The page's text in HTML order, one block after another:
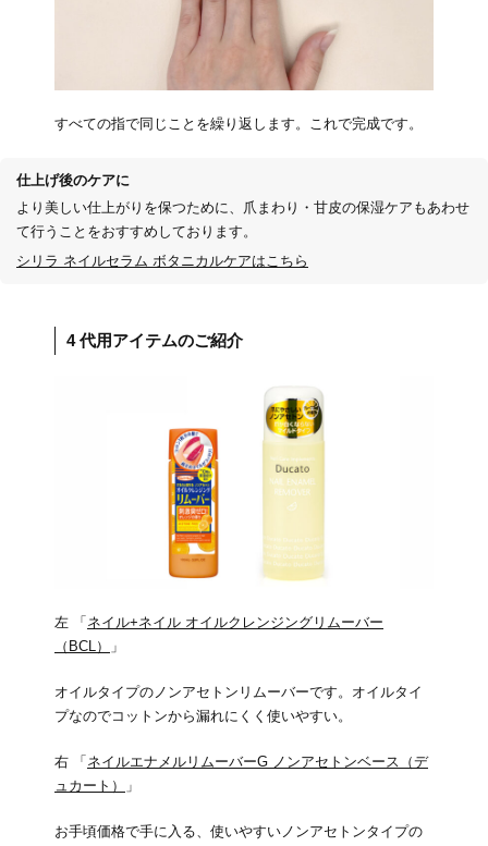
すべての指で同じことを繰り返します。これで完成です。
仕上げ後のケアに
より美しい仕上がりを保つために、爪まわり・甘皮の保湿ケアもあわせ
て行うことをおすすめしております。
シリラ ネイルセラム ボタニカルケアはこちら
4 代用アイテムのご紹介
左 「 ネイル+ネイル オイルクレンジングリムーバー
（BCL）
」
オイルタイプのノンアセトンリムーバーです。オイルタイ
プなのでコットンから漏れにくく使いやすい。
右 「 ネイルエナメルリムーバーG ノンアセトンベース（デ
ュカート）
」
お手頃価格で手に入る、使いやすいノンアセトンタイプの